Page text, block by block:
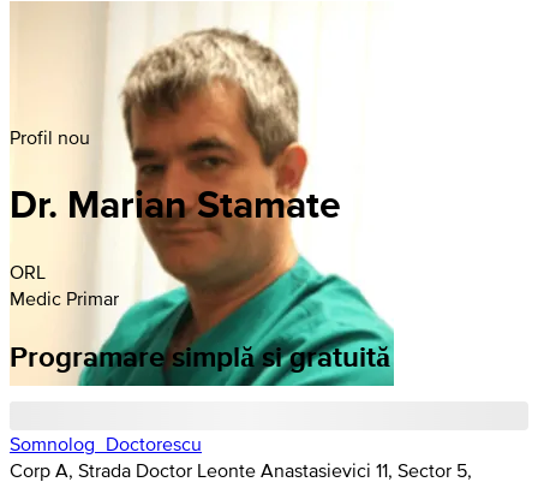
Profil nou
Dr. Marian Stamate
ORL
Medic Primar
Programare simplă si gratuită
Somnolog_Doctorescu
Corp A, Strada Doctor Leonte Anastasievici 11, Sector 5,